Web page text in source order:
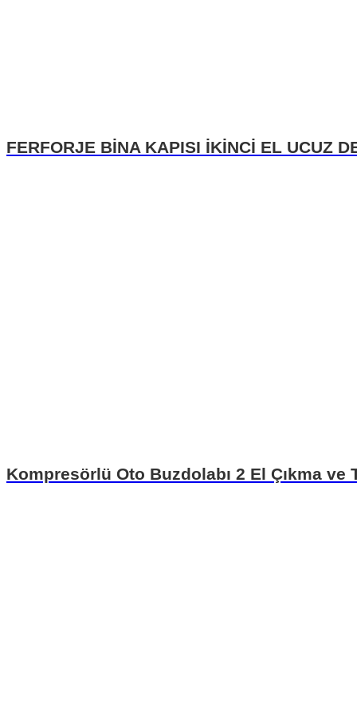
FERFORJE BİNA KAPISI İKİNCİ EL UCUZ
Kompresörlü Oto Buzdolabı 2 El Çıkma ve